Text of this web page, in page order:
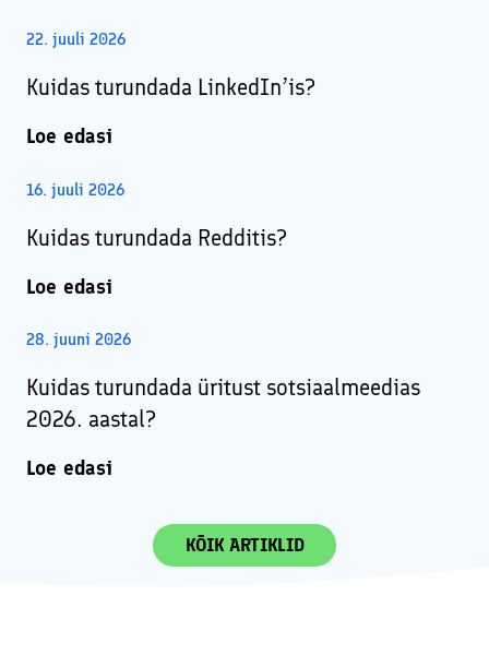
22. juuli 2026
Kuidas turundada LinkedIn’is?
Loe edasi
16. juuli 2026
Kuidas turundada Redditis?
Loe edasi
28. juuni 2026
Kuidas turundada üritust sotsiaalmeedias
2026. aastal?
Loe edasi
KÕIK ARTIKLID